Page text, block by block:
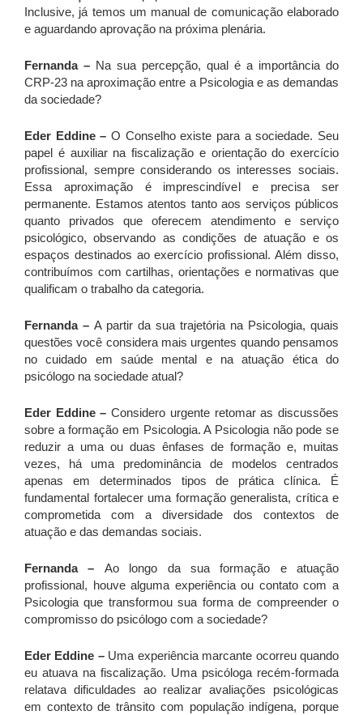
Inclusive, já temos um manual de comunicação elaborado
e aguardando aprovação na próxima plenária.
Fernanda – Na sua percepção, qual é a importância do
CRP-23 na aproximação entre a Psicologia e as demandas
da sociedade?
Eder Eddine – O Conselho existe para a sociedade. Seu
papel é auxiliar na fiscalização e orientação do exercício
profissional, sempre considerando os interesses sociais.
Essa aproximação é imprescindível e precisa ser
permanente. Estamos atentos tanto aos serviços públicos
quanto privados que oferecem atendimento e serviço
psicológico, observando as condições de atuação e os
espaços destinados ao exercício profissional. Além disso,
contribuímos com cartilhas, orientações e normativas que
qualificam o trabalho da categoria.
Fernanda – A partir da sua trajetória na Psicologia, quais
questões você considera mais urgentes quando pensamos
no cuidado em saúde mental e na atuação ética do
psicólogo na sociedade atual?
Eder Eddine –Considero urgente retomar as discussões
sobre a formação em Psicologia. A Psicologia não pode se
reduzir a uma ou duas ênfases de formação e, muitas
vezes, há uma predominância de modelos centrados
apenas em determinados tipos de prática clínica. É
fundamental fortalecer uma formação generalista, crítica e
comprometida com a diversidade dos contextos de
atuação e das demandas sociais.
Fernanda – Ao longo da sua formação e atuação
profissional, houve alguma experiência ou contato com a
Psicologia que transformou sua forma de compreender o
compromisso do psicólogo com a sociedade?
Eder Eddine – Uma experiência marcante ocorreu quando
eu atuava na fiscalização. Uma psicóloga recém-formada
relatava dificuldades ao realizar avaliações psicológicas
em contexto de trânsito com população indígena, porque